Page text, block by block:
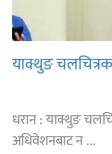
याक्थुङ
धरान : याक्थुङ
अधिवेशनबाट न ...